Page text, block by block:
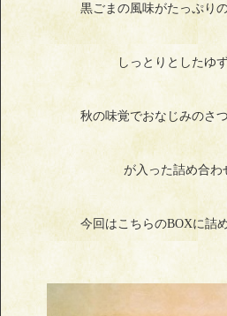
黒ごまの風味がたっぷり
しっとりとしたゆ
秋の味覚でおなじみのさ
が入った詰め合わ
今回はこちらのBOXに詰